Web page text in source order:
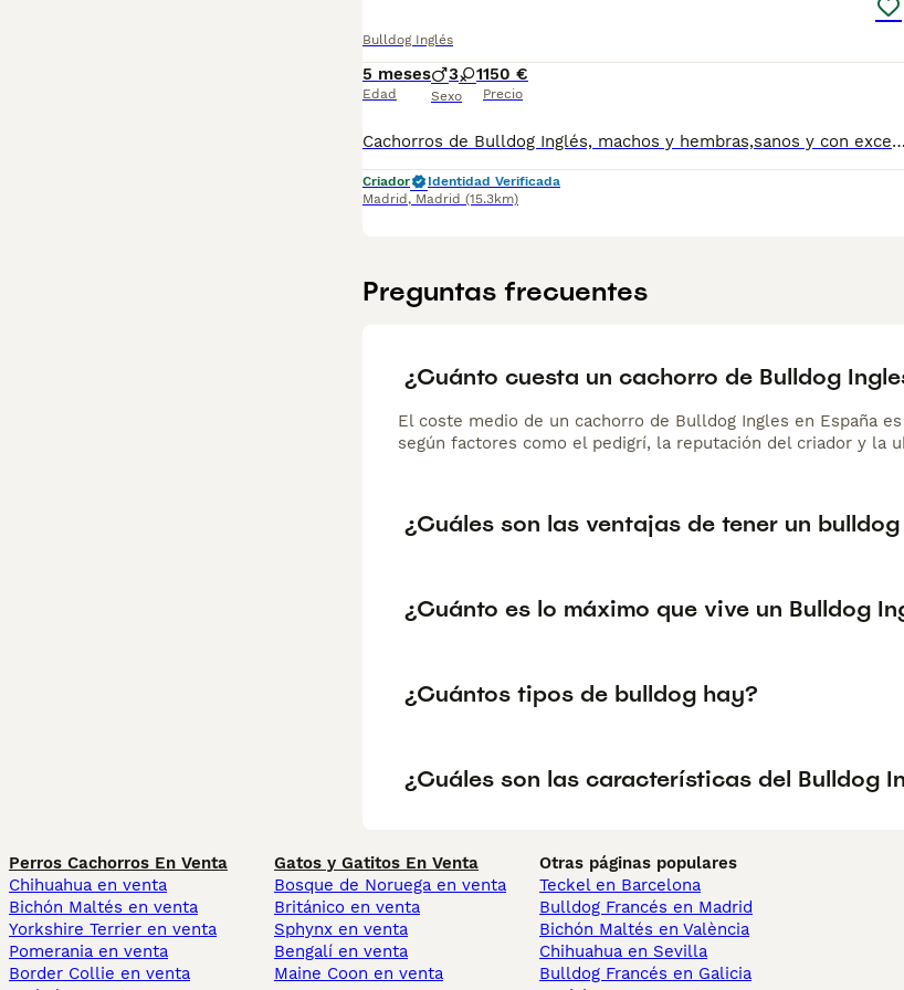
Bulldog Inglés
5 meses
Edad
3 1
Sexo
150 €
Precio
Cachorros de Bulldog Inglés, machos y hembras,sanos y con excelente carácter. Criados en casa con dedicación. Solamente atiendo llamadas y WhatsApp gracias. Entregados con: Microchip Vacunas completas Desparasitación Revisión veterinaria Pedigree L.O.E repleto de campeones de belleza.
Criador
Identidad Verificada
Madrid , Madrid (15.3km)
Preguntas frecuentes
¿Cuánto cuesta un cachorro de Bulldog
El coste medio de un cachorro de Bulldog Ingles en España
según factores como el pedigrí, la reputación del criador y la
¿Cuáles son las ventajas de tener un
¿Cuánto es lo máximo que vive un Bulldog
¿Cuántos tipos de bulldog hay?
¿Cuáles son las características del Bulldog
Perros Cachorros En Venta
Chihuahua en venta
Bichón Maltés en venta
Yorkshire Terrier en venta
Pomerania en venta
Border Collie en venta
Gatos y Gatitos En Venta
Bosque de Noruega en venta
Británico en venta
Sphynx en venta
Bengalí en venta
Maine Coon en venta
Otras páginas populares
Teckel en Barcelona
Bulldog Francés en Madrid
Bichón Maltés en València
Chihuahua en Sevilla
Bulldog Francés en Galicia